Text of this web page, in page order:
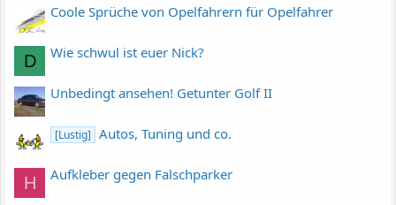
Coole Sprüche von Opelfahrern für Opelfahrer
D Wie schwul ist euer Nick?
Unbedingt ansehen! Getunter Golf II
[Lustig] Autos, Tuning und co.
H Aufkleber gegen Falschparker